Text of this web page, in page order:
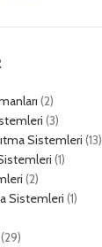
(2)
(3)
Sistemleri (13)
(1)
(2)
Sistemleri (1)
(29)